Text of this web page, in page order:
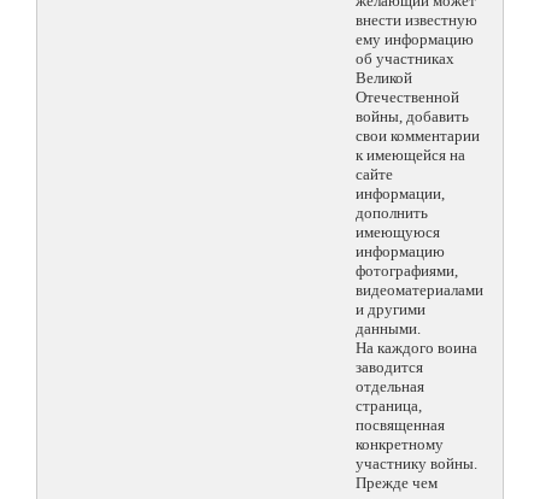
внести известную
ему информацию
об участниках
Великой
Отечественной
войны, добавить
свои комментарии
к имеющейся на
сайте
информации,
дополнить
имеющуюся
информацию
фотографиями,
видеоматериалами
и другими
данными.
На каждого воина
заводится
отдельная
страница,
посвященная
конкретному
участнику войны.
Прежде чем